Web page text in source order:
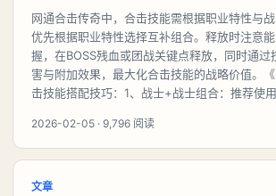
网通合击传奇中，合击技能需根据职业特性与战
优先根据职业特性选择互补组合。释放时注意
握，在BOSS残血或团战关键点释放，同时通过
害与附加效果，最大化合击技能的战略价值。
击技能搭配技巧：1、战士+战士组合：推荐使
2026-02-05 · 9,796 阅读
文章